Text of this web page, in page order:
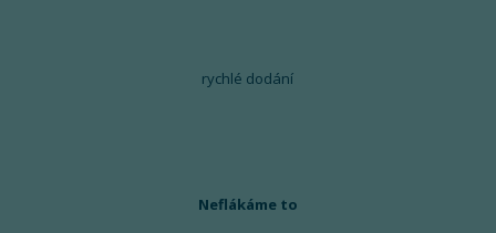
rychlé dodání
Neflákáme to